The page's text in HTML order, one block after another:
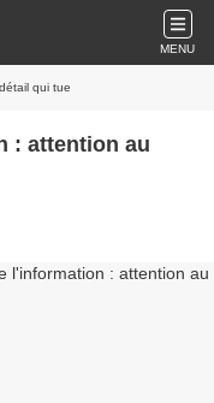
MENU
qui tue
: attention au